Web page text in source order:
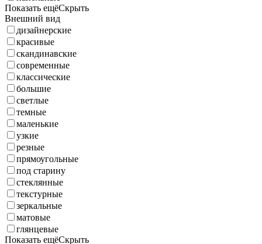
Показать ещёСкрыть
Внешний вид
дизайнерские
красивые
скандинавские
современные
классические
большие
светлые
темные
маленькие
узкие
резные
прямоугольные
под старину
стеклянные
текстурные
зеркальные
матовые
глянцевые
Показать ещёСкрыть